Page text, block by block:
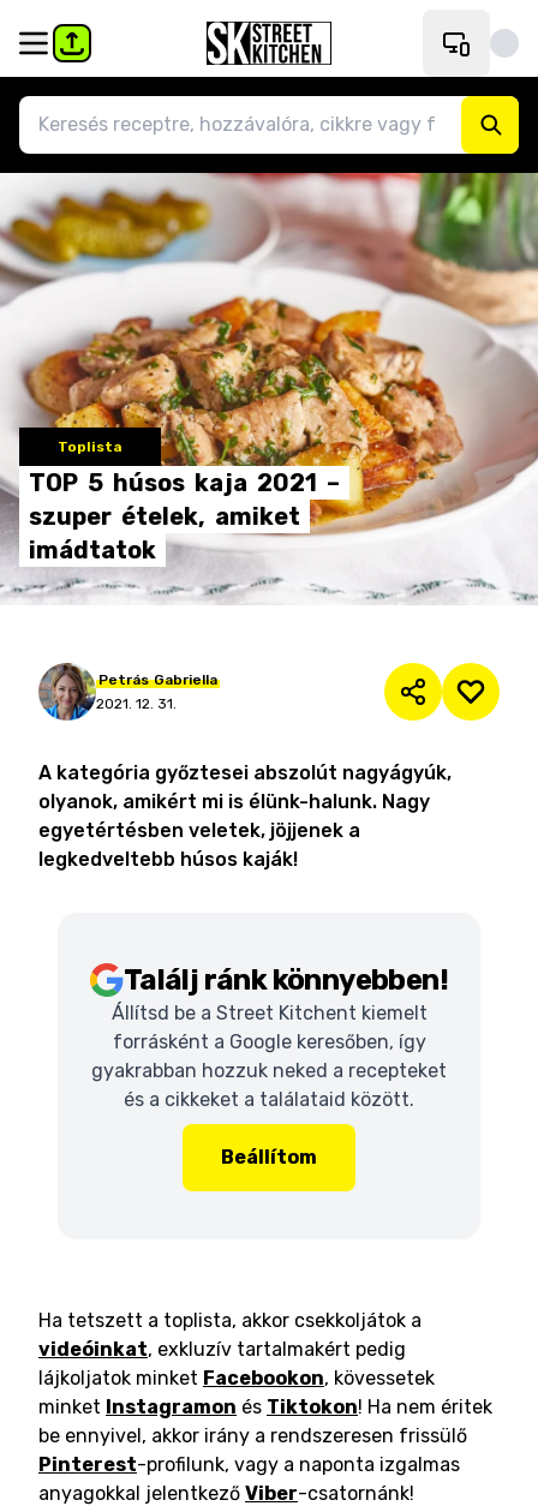
Toplista
TOP 5 húsos kaja 2021 –
szuper ételek, amiket
imádtatok
Petrás Gabriella
2021. 12. 31.
A kategória győztesei abszolút nagyágyúk,
olyanok, amikért mi is élünk-halunk. Nagy
egyetértésben veletek, jöjjenek a
legkedveltebb húsos kaják!
Találj ránk könnyebben!
Állítsd be a Street Kitchent kiemelt
forrásként a Google keresőben, így
gyakrabban hozzuk neked a recepteket
és a cikkeket a találataid között.
Beállítom
Ha tetszett a toplista, akkor csekkoljátok a
videóinkat, exkluzív tartalmakért pedig
lájkoljatok minket Facebookon, kövessetek
minket Instagramon és Tiktokon! Ha nem éritek
be ennyivel, akkor irány a rendszeresen frissülő
Pinterest-profilunk, vagy a naponta izgalmas
anyagokkal jelentkező Viber-csatornánk!